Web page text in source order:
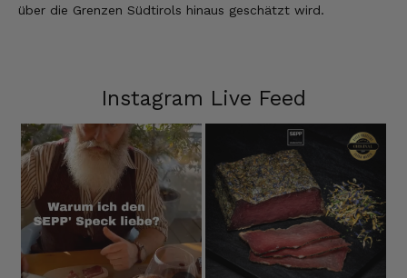
über die Grenzen Südtirols hinaus geschätzt wird.
Instagram Live Feed